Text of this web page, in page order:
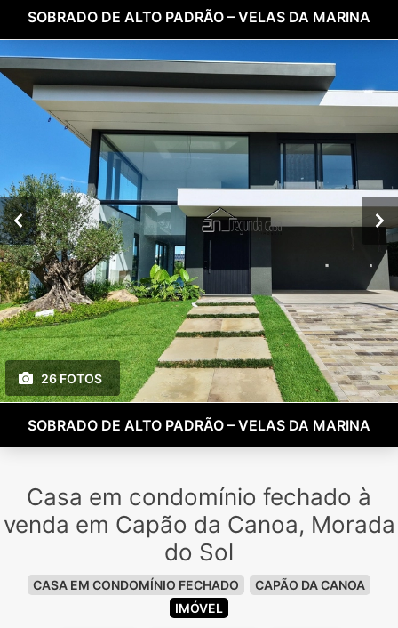
SOBRADO DE ALTO PADRÃO – VELAS DA MARINA
26 FOTOS
SOBRADO DE ALTO PADRÃO – VELAS DA MARINA
Casa em condomínio fechado à
venda em Capão da Canoa, Morada
do Sol
CASA EM CONDOMÍNIO FECHADO
CAPÃO DA CANOA
IMÓVEL